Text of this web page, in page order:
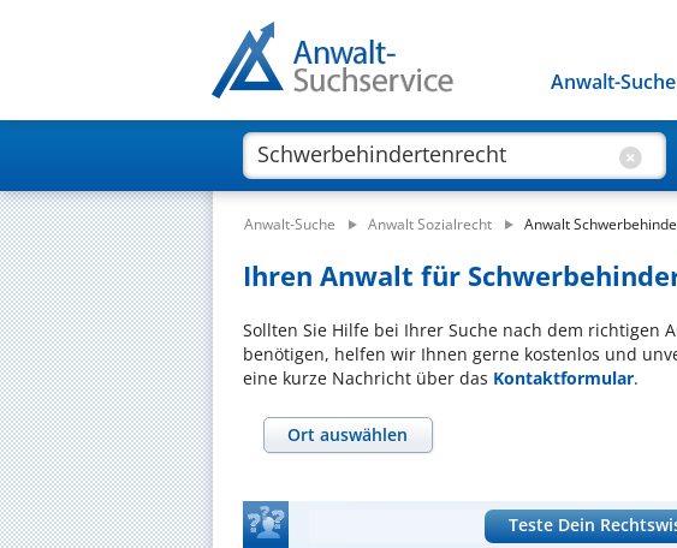
Anwalt-Suche
Anwalt-Suche Anwalt Sozialrecht Anwalt
Ihren Anwalt für
Sollten Sie Hilfe bei Ihrer Suche nach dem richtigen
benötigen, helfen wir Ihnen gerne kostenlos und
eine kurze Nachricht über das Kontaktformular.
Ort auswählen
Teste Dein